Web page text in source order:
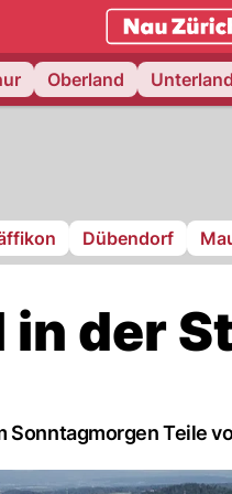
zurich.NAU.ch
Oberland Unterland
Dübendorf
in der
Sonntagmorgen Teile